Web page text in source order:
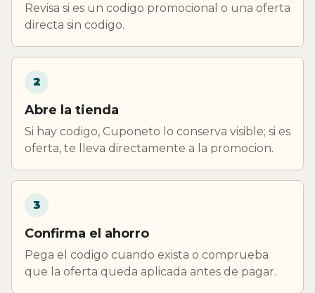
Revisa si es un codigo promocional o una oferta
directa sin codigo.
2
Abre la tienda
Si hay codigo, Cuponeto lo conserva visible; si es
oferta, te lleva directamente a la promocion.
3
Confirma el ahorro
Pega el codigo cuando exista o comprueba
que la oferta queda aplicada antes de pagar.